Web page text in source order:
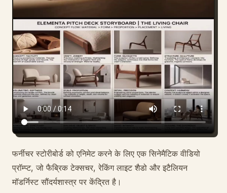
मूल्य निर्धारण
डाउनलोड
ब्लॉग
अपडेट
फर्नीचर स्टोरीबोर्ड को एनिमेट करने के लिए एक सिनेमैटिक वीडियो
प्रॉम्प्ट, जो फैब्रिक टेक्सचर, रेकिंग लाइट शैडो और इटैलियन
मॉडर्निस्ट सौंदर्यशास्त्र पर केंद्रित है।